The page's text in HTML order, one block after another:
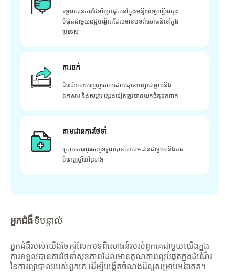
ទទួលបានការថែទាំល្អបំផុតនៅក្នុងមន្ទីរពេទ្យល្បីឈ្មោះ
បំផុតជាមួយវេជ្ជបណ្ឌិតដែលមានបទពិសោធន៍នៅក្នុង
ប្រទេស
ការឆក់
ដំណើរការបញ្ចេញចោលដោយគ្មានបញ្ហាជាមួយនឹង
ឯកសារ និងសម្ភារៈផ្សេងទៀតត្រូវបានយកចិត្តទុកដាក់
តាមដានការថែទាំ
ក្រោយ​ការ​ហូរ​ចេញ​ទទួល​បាន​ការ​តាមដាន​ជា​ប្រចាំ​និង​ការ​
បំពេញ​ថ្នាំ​នៅ​ទូទាំង​
អ្នកជំងឺទីបន្ទាល់
អ្នកជំងឺរបស់យើងចែករំលែកបទពិសោធន៍របស់ពួកគេជាមួយយើងក្នុង
ការទទួលបានការថែទាំសុខភាពដែលមានគុណភាពល្អបំផុតក្នុងដំណើរ
នៃការព្យាបាលរបស់ពួកគេ ដើម្បីបង្កើតចំណងដ៏ល្អសម្រាប់អនាគត។